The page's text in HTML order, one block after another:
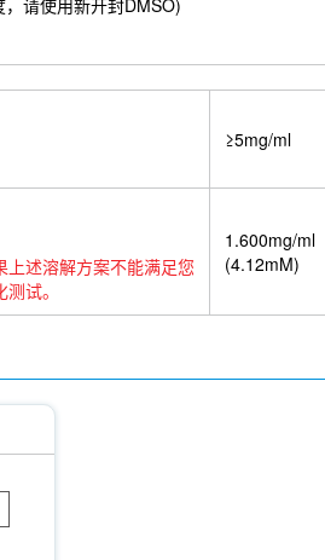
请使用新开封DMSO)
≥5mg/ml
述溶解方案不能满足您
试。
1.600mg/ml
(4.12mM)